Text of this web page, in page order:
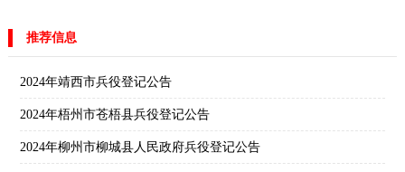
推荐信息
2024年靖西市兵役登记公告
2024年梧州市苍梧县兵役登记公告
2024年柳州市柳城县人民政府兵役登记公告